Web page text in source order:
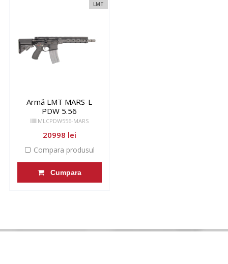
LMT
Armă LMT MARS-L
PDW 5.56
MLCPDW556-MARS
20998 lei
Compara produsul
Cumpara